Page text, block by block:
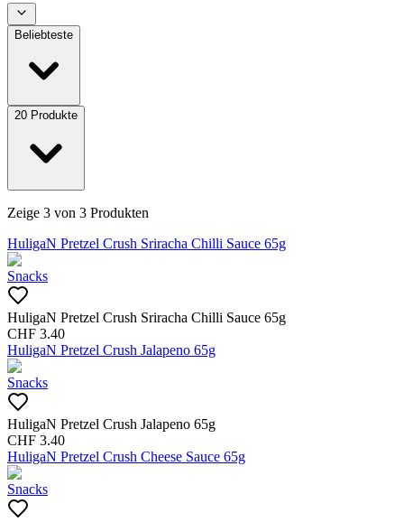
Beliebteste
20 Produkte
Zeige 3 von 3 Produkten
HuligaN Pretzel Crush Sriracha Chilli Sauce 65g
Snacks
HuligaN Pretzel Crush Sriracha Chilli Sauce 65g
CHF 3.40
HuligaN Pretzel Crush Jalapeno 65g
Snacks
HuligaN Pretzel Crush Jalapeno 65g
CHF 3.40
HuligaN Pretzel Crush Cheese Sauce 65g
Snacks